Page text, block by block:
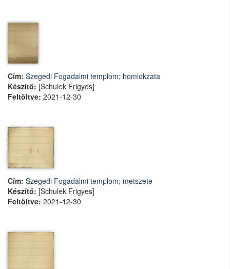
Cím: Szegedi Fogadalmi templom; homlokzata
Készítő: [Schulek Frigyes]
Feltöltve: 2021-12-30
Cím: Szegedi Fogadalmi templom; metszete
Készítő: [Schulek Frigyes]
Feltöltve: 2021-12-30